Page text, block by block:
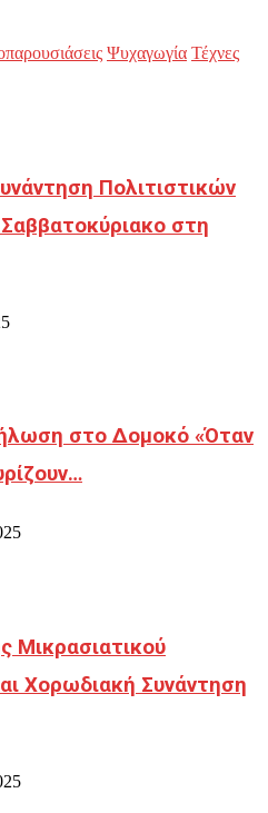
Ψυχαγωγία Τέχνες
Πολιτιστικών
στη
στο Δομοκό «Όταν
Μικρασιατικού
Χορωδιακή Συνάντηση